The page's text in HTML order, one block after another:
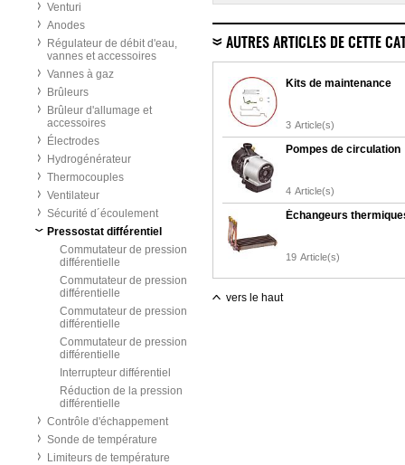
Venturi
Anodes
Régulateur de débit d'eau,
vannes et accessoires
Vannes à gaz
Brûleurs
Brûleur d'allumage et
accessoires
Électrodes
Hydrogénérateur
Thermocouples
Ventilateur
Sécurité d´écoulement
Pressostat différentiel
Commutateur de pression
différentielle
Commutateur de pression
différentielle
Commutateur de pression
différentielle
Commutateur de pression
différentielle
Interrupteur différentiel
Réduction de la pression
différentielle
Contrôle d'échappement
Sonde de température
Limiteurs de température
AUTRES ARTICLES DE CETTE
Kits de maintenance
3 Article(s)
Pompes de circulation
4 Article(s)
Échangeurs
19 Article(s)
vers le haut